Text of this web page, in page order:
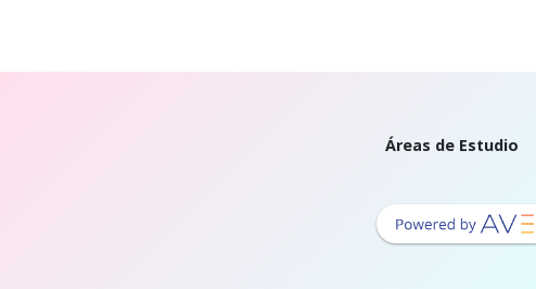
Áreas de Estudio